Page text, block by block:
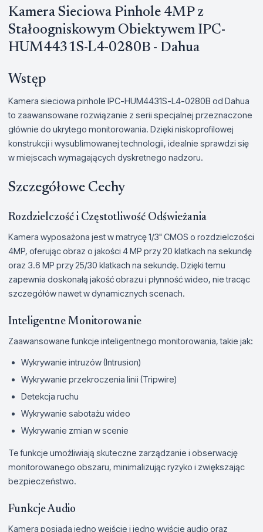
Kamera Sieciowa Pinhole 4MP z
Stałoogniskowym Obiektywem IPC-
HUM4431S-L4-0280B - Dahua
Wstęp
Kamera sieciowa pinhole IPC-HUM4431S-L4-0280B od Dahua
to zaawansowane rozwiązanie z serii specjalnej przeznaczone
głównie do ukrytego monitorowania. Dzięki niskoprofilowej
konstrukcji i wysublimowanej technologii, idealnie sprawdzi się
w miejscach wymagających dyskretnego nadzoru.
Szczegółowe Cechy
Rozdzielczość i Częstotliwość Odświeżania
Kamera wyposażona jest w matrycę 1/3" CMOS o rozdzielczości
4MP, oferując obraz o jakości 4 MP przy 20 klatkach na sekundę
oraz 3.6 MP przy 25/30 klatkach na sekundę. Dzięki temu
zapewnia doskonałą jakość obrazu i płynność wideo, nie tracąc
szczegółów nawet w dynamicznych scenach.
Inteligentne Monitorowanie
Zaawansowane funkcje inteligentnego monitorowania, takie jak:
Wykrywanie intruzów (Intrusion)
Wykrywanie przekroczenia linii (Tripwire)
Detekcja ruchu
Wykrywanie sabotażu wideo
Wykrywanie zmian w scenie
Te funkcje umożliwiają skuteczne zarządzanie i obserwację
monitorowanego obszaru, minimalizując ryzyko i zwiększając
bezpieczeństwo.
Funkcje Audio
Kamera posiada jedno wejście i jedno wyjście audio oraz